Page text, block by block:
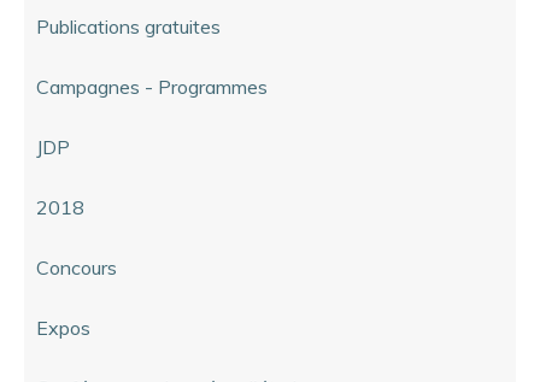
Publications gratuites
Campagnes - Programmes
JDP
2018
Concours
Expos